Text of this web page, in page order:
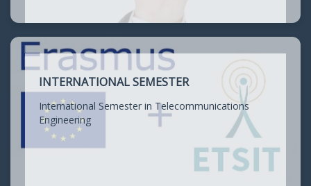
INTERNATIONAL SEMESTER
International Semester in Telecommunications
Engineering